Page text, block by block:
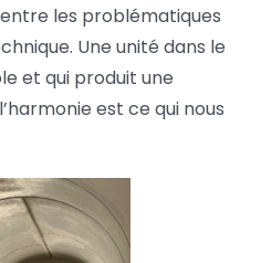
les problématiques
Une unité dans le
et qui produit une
est ce qui nous